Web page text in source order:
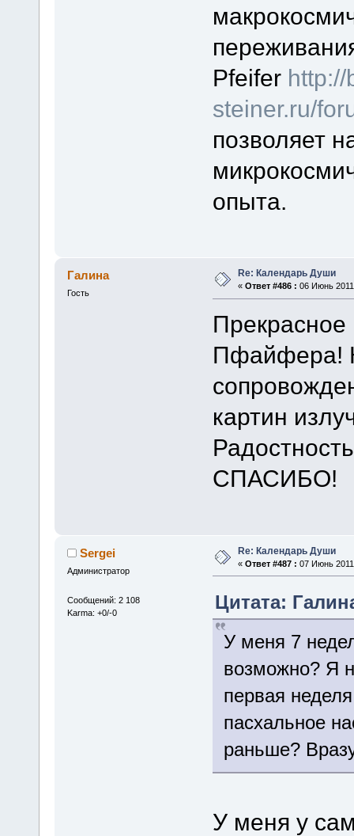
Pfeifer http://
steiner.ru/
позволяет
опыта.
Галина
Гость
Re: Календарь Души
« Ответ #486 : 06 Июнь
Пфайфера!
картин
СПАСИБО!
Sergei
Администратор
Сообщений: 2 108
Karma: +0/-0
Re: Календарь Души
« Ответ #487 : 07 Июнь
Цитата:
У меня 7
возможно? Я
первая
пасхальное
раньше?
У меня у